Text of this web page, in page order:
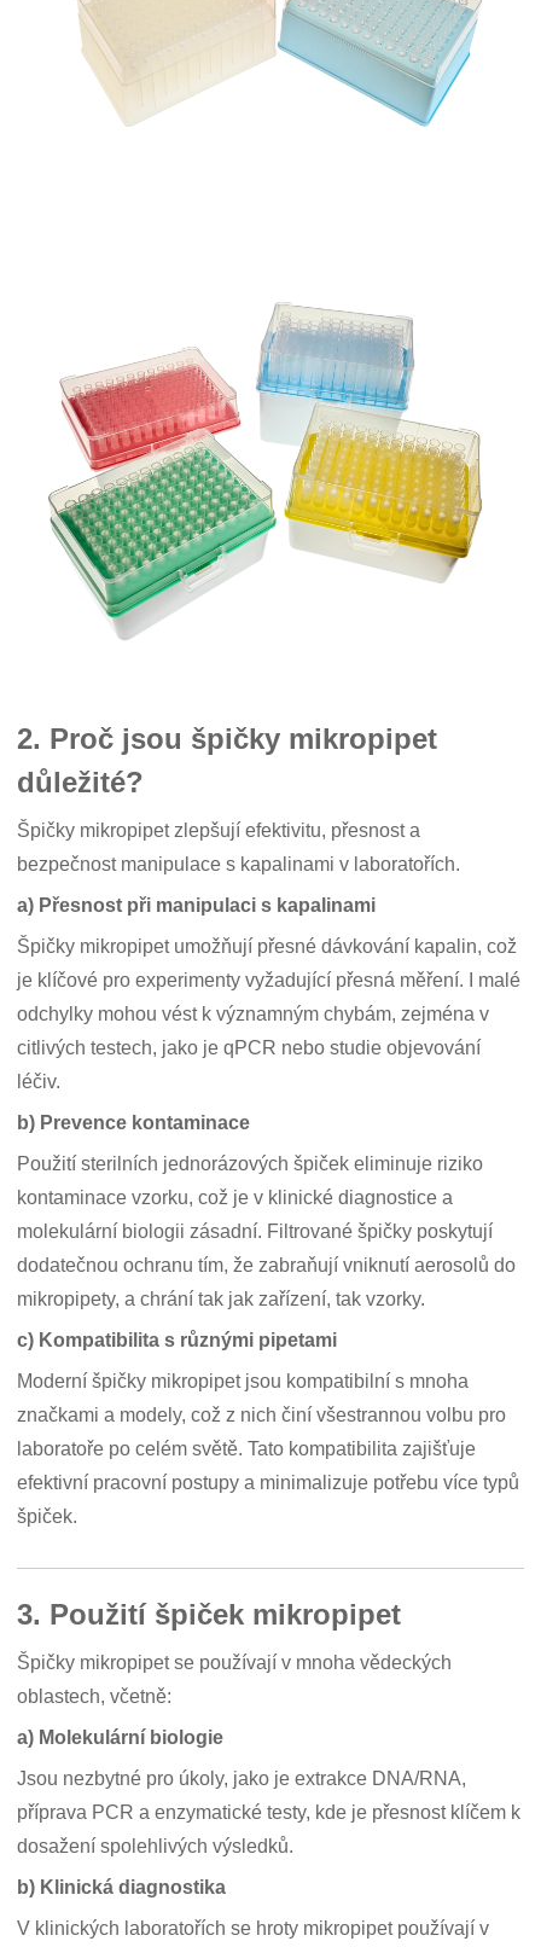
2. Proč jsou špičky mikropipet
důležité?
Špičky mikropipet zlepšují efektivitu, přesnost a
bezpečnost manipulace s kapalinami v laboratořích.
a) Přesnost při manipulaci s kapalinami
Špičky mikropipet umožňují přesné dávkování kapalin, což
je klíčové pro experimenty vyžadující přesná měření. I malé
odchylky mohou vést k významným chybám, zejména v
citlivých testech, jako je qPCR nebo studie objevování
léčiv.
b) Prevence kontaminace
Použití sterilních jednorázových špiček eliminuje riziko
kontaminace vzorku, což je v klinické diagnostice a
molekulární biologii zásadní. Filtrované špičky poskytují
dodatečnou ochranu tím, že zabraňují vniknutí aerosolů do
mikropipety, a chrání tak jak zařízení, tak vzorky.
c) Kompatibilita s různými pipetami
Moderní špičky mikropipet jsou kompatibilní s mnoha
značkami a modely, což z nich činí všestrannou volbu pro
laboratoře po celém světě. Tato kompatibilita zajišťuje
efektivní pracovní postupy a minimalizuje potřebu více typů
špiček.
3. Použití špiček mikropipet
Špičky mikropipet se používají v mnoha vědeckých
oblastech, včetně:
a) Molekulární biologie
Jsou nezbytné pro úkoly, jako je extrakce DNA/RNA,
příprava PCR a enzymatické testy, kde je přesnost klíčem k
dosažení spolehlivých výsledků.
b) Klinická diagnostika
V klinických laboratořích se hroty mikropipet používají v